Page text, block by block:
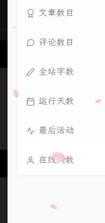
文章数目
评论数目
全站字数
运行天数
最后活动
在线人数